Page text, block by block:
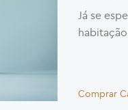
Já se
Comprar